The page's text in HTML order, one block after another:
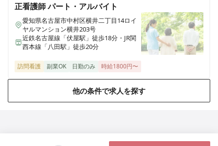
《碧南市》＊非常勤＊介護医療院勤務募集！勤務日数相
談可◎残業ほぼゼロ◎地域に密着した94床の一般病院で
患者様のサポートをお願いします！
《碧南市》＊夜勤専従非常勤＊残業ほぼゼロ◎一般病棟
正看護師パート・アルバイト
愛知県名古屋市中村区横井二丁目14ロイ
ヤルマンション横井203号
近鉄名古屋線「伏屋駅」徒歩18分・JR関
西本線「八田駅」徒歩20分
訪問看護 副業OK 日勤のみ 時給1800円〜
他の条件で求人を探す